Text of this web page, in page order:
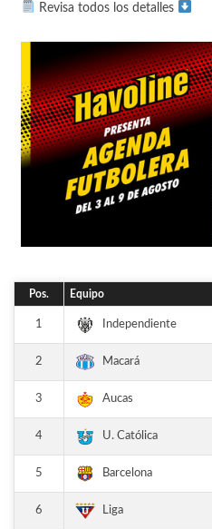
Revisa todos los detalles
Pos. Equipo
1 Independiente
2 Macará
3 Aucas
4 U. Católica
5 Barcelona
6 Liga